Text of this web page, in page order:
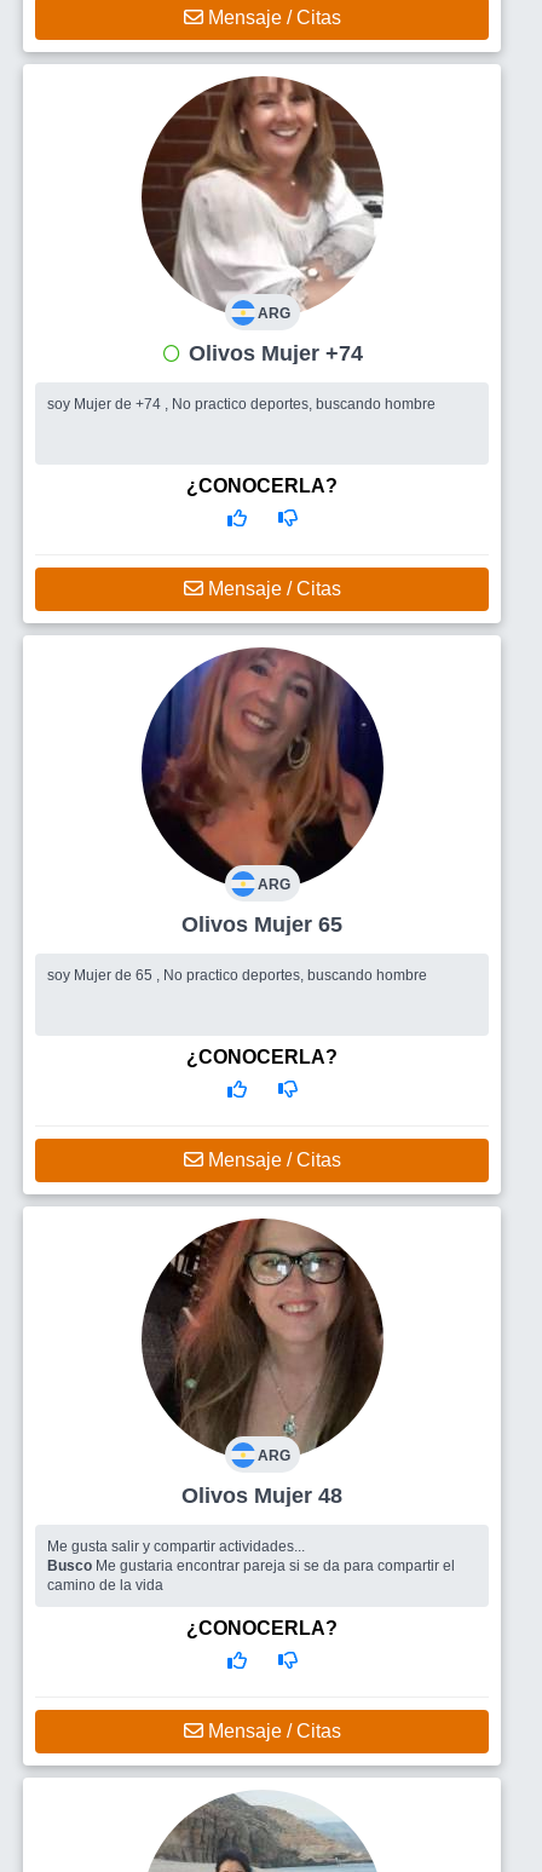
Mensaje / Citas
ARG
Olivos Mujer +74
soy Mujer de +74 , No practico deportes, buscando hombre
¿CONOCERLA?
Mensaje / Citas
ARG
Olivos Mujer 65
soy Mujer de 65 , No practico deportes, buscando hombre
¿CONOCERLA?
Mensaje / Citas
ARG
Olivos Mujer 48
Me gusta salir y compartir actividades...
Busco Me gustaria encontrar pareja si se da para compartir el
camino de la vida
¿CONOCERLA?
Mensaje / Citas